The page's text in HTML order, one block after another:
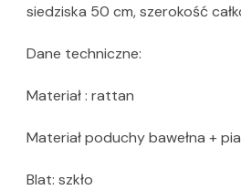
siedziska 50 cm, szerokość
Dane techniczne:
Materiał : rattan
Materiał poduchy bawełna +
Blat: szkło